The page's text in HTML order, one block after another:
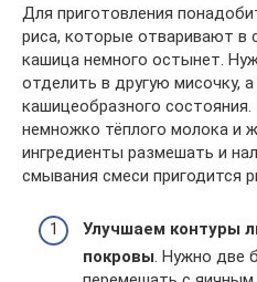
Для приготовления
риса, которые отваривают в
кашица немного остынет.
отделить в другую мисочку,
кашицеобразного
немножко тёплого молока и
ингредиенты размешать и
смывания смеси пригодится
Улучшаем контуры
покровы. Нужно две